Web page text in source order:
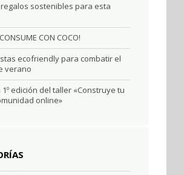
sostenibles para esta
CON COCO!
ecofriendly para combatir el
verano
edición del taller «Construye tu
online»